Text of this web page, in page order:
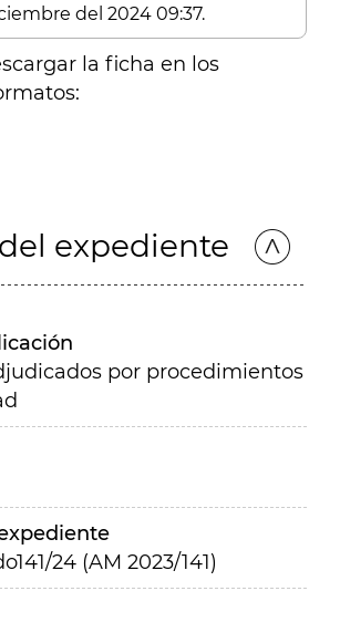
del 2024 09:37.
la ficha en los
expediente
por procedimientos
24 (AM 2023/141)